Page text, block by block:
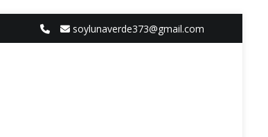
soylunaverde373@gmail.com